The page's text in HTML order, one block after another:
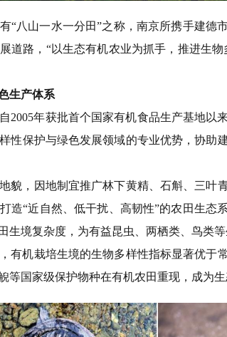
“八山一水一分田”之称， 南京所携手建德
道路 ， “以生态有机农业为抓手 ， 推进生物
生产体系
2005年获批首个国家有机食品生产基地以来
性保护与绿色发展领域的专业优势，协助
貌，因地制宜推广林下黄精、石斛、三叶
造“近自然、低干扰、高韧性”的农田生态系
生境复杂度，为有益昆虫、两栖类、鸟类等
，有机栽培生境的生物多样性指标显著优于
等国家级保护物种在有机农田重现，成为